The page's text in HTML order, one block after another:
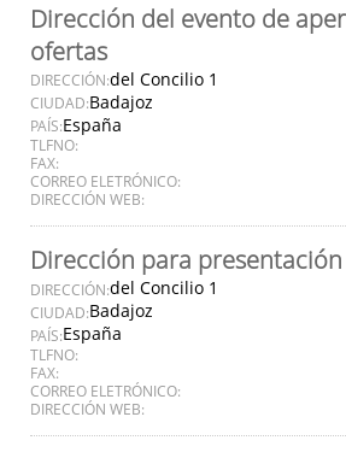
Dirección del evento de
ofertas
DIRECCIÓN:del Concilio 1
CIUDAD:Badajoz
PAÍS:España
TLFNO:
FAX:
CORREO ELETRÓNICO:
DIRECCIÓN WEB:
Dirección para
DIRECCIÓN:del Concilio 1
CIUDAD:Badajoz
PAÍS:España
TLFNO:
FAX:
CORREO ELETRÓNICO:
DIRECCIÓN WEB: